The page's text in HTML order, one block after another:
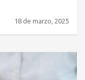
18 de marzo, 2025